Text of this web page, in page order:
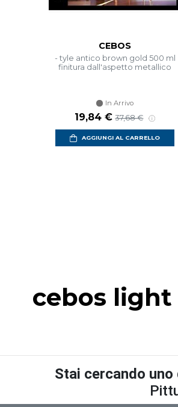
CEBOS
- tyle antico brown gold 500 ml
finitura dall'aspetto metallico
In Arrivo
Prezzo scontato
19,84 € Prezzo di listino
37,68 €
AGGIUNGI AL CARRELLO
cebos
Stai cercando